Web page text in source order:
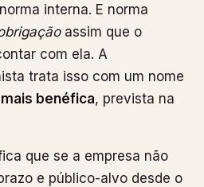
interna. E norma
assim que o
com ela. A
trata isso com um nome
benéfica, prevista na
que se a empresa não
e público-alvo desde o